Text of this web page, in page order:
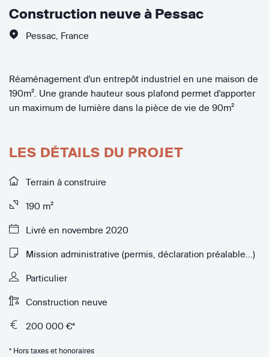
Construction neuve à Pessac
Pessac France
Réaménagement d'un entrepôt industriel en une maison de
190m². Une grande hauteur sous plafond permet d'apporter
un maximum de lumière dans la pièce de vie de 90m²
LES DÉTAILS DU PROJET
Terrain à construire
190 m²
Livré en novembre 2020
Mission administrative (permis, déclaration préalable...)
Particulier
Construction neuve
200 000 €*
* Hors taxes et honoraires